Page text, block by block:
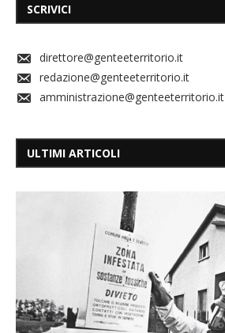
SCRIVICI
direttore@genteeterritorio.it
redazione@genteeterritorio.it
amministrazione@genteeterritorio.it
ULTIMI ARTICOLI